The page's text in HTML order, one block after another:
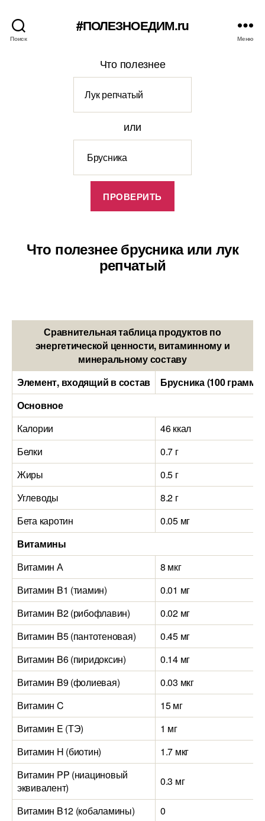
Поиск
#ПОЛЕЗНОЕДИМ.ru
Меню
Что полезнее
или
Что полезнее брусника или лук
репчатый
Сравнительная таблица продуктов по
энергетической ценности, витаминному и
минеральному составу
Элемент, входящий в состав
Брусника (100 грамм)
Основное
Калории
46 ккал
Белки
0.7 г
Жиры
0.5 г
Углеводы
8.2 г
Бета каротин
0.05 мг
Витамины
Витамин А
8 мкг
Витамин B1 (тиамин)
0.01 мг
Витамин B2 (рибофлавин)
0.02 мг
Витамин B5 (пантотеновая)
0.45 мг
Витамин B6 (пиридоксин)
0.14 мг
Витамин B9 (фолиевая)
0.03 мкг
Витамин C
15 мг
Витамин E (ТЭ)
1 мг
Витамин H (биотин)
1.7 мкг
Витамин PP (ниациновый
эквивалент)
0.3 мг
Витамин B12 (кобаламины)
0